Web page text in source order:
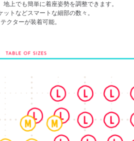
上でも簡単に着座姿勢を調整できます。
トなどスマートな細部の数々。
クターが装着可能。